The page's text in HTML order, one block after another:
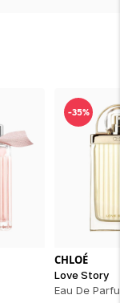
-35%
CHLOÉ
Love Story
Eau De